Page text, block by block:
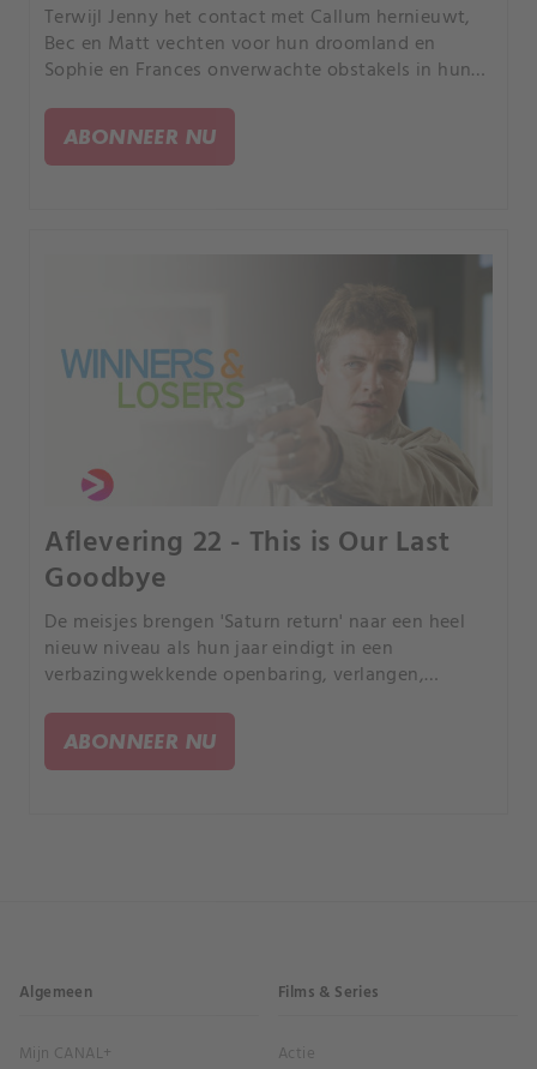
Terwijl Jenny het contact met Callum hernieuwt,
Bec en Matt vechten voor hun droomland en
Sophie en Frances onverwachte obstakels in hun
waarheid over hun perfecte match.
ABONNEER NU
Aflevering 22 - This is Our Last
Goodbye
De meisjes brengen 'Saturn return' naar een heel
nieuw niveau als hun jaar eindigt in een
verbazingwekkende openbaring, verlangen,
ABONNEER NU
Algemeen
Mijn CANAL+
Films & Series
Actie